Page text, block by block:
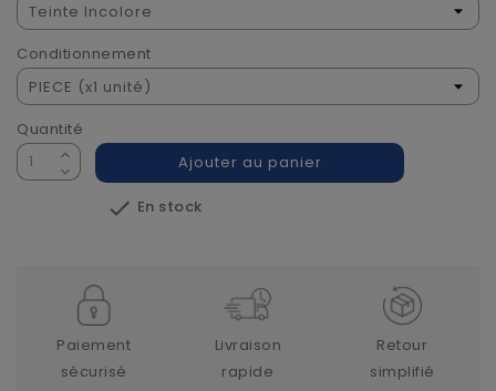
Conditionnement
Quantité
Ajouter au panier
 En stock
Paiement
sécurisé
Livraison
rapide
Retour
simplifié